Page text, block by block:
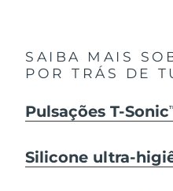
SAIBA MAIS
POR TRÁS DE
Pulsações T-Sonic
Silicone ultra-